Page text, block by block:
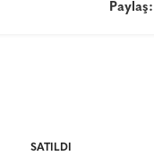
Paylaş:
SATILDI